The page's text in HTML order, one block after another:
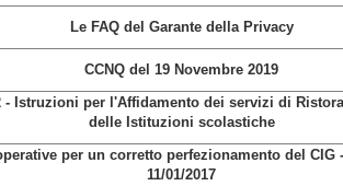
Le FAQ del Garante della Privacy
CCNQ del 19 Novembre 2019
- Istruzioni per l'Affidamento dei servizi di
delle Istituzioni scolastiche
per un corretto perfezionamento del CIG
11/01/2017